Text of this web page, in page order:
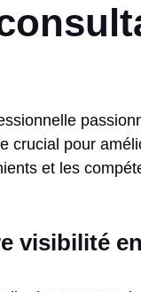
pour
et les
visibilité